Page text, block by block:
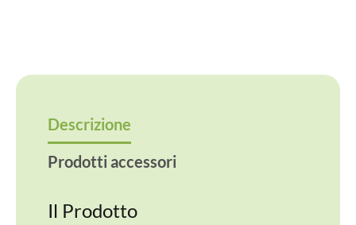
Descrizione
Prodotti accessori
Il Prodotto